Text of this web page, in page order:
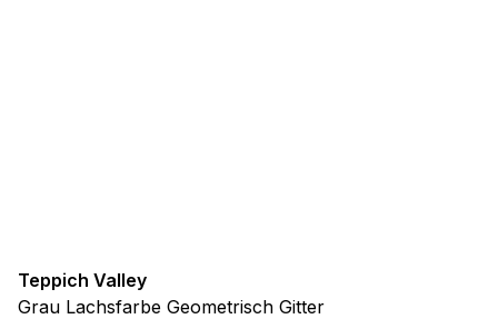
Teppich Valley
Grau Lachsfarbe Geometrisch Gitter